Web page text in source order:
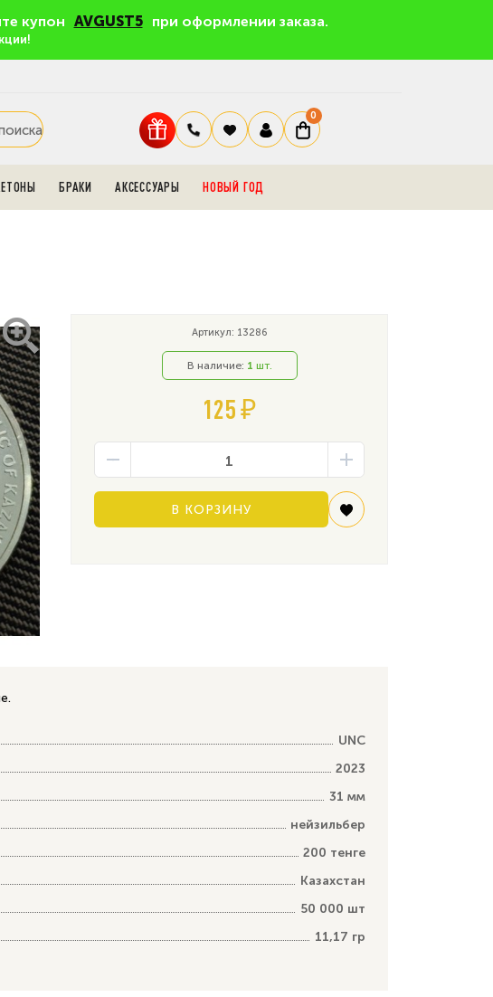
купон AVGUST5 при оформлении заказа.
0
БРАКИ АКСЕССУАРЫ НОВЫЙ ГОД
Артикул: 13286
В наличие: 1 шт.
125 ₽
В КОРЗИНУ
UNC
2023
31 мм
нейзильбер
200 тенге
Казахстан
50 000 шт
11,17 гр